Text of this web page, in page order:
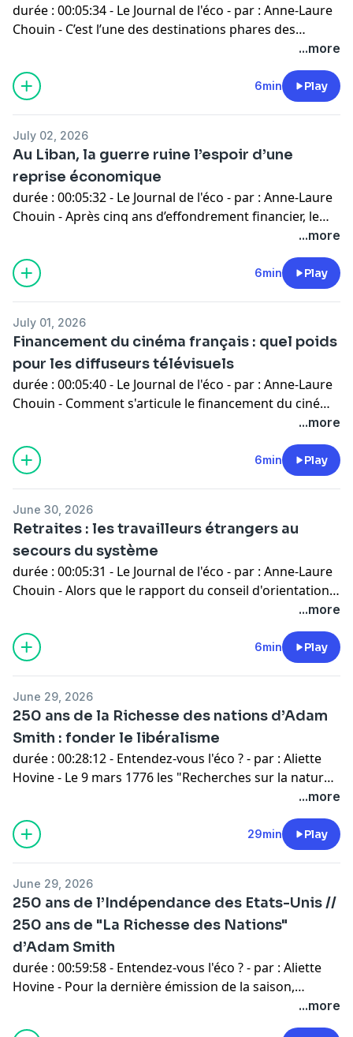
durée : 00:05:34 - Le Journal de l'éco - par : Anne-Laure
Chouin - C’est l’une des destinations phares des
vacances : Disneyland Paris. L’emblématique parc de
Marne-la-Vallée inauguré en 1992 attire aujourd’hui 16
millions de visiteurs par an. Un univers magique qui
peine encore à rentabiliser ses investissements, mais
Sébastien Durand Spécialiste de l'innovation chez
Disney, ancien salarié et consultant en communication
pour le groupe Walt Disney
...more
6min Play
July 02, 2026
Au Liban, la guerre ruine l’espoir d’une
reprise économique
durée : 00:05:32 - Le Journal de l'éco - par : Anne-Laure
Chouin - Après cinq ans d’effondrement financier, le
Liban espérait une reprise timide de son économie. La
guerre l’a balayée : destructions, aide internationale
insuffisante, secteur bancaire paralysé.
...more
6min Play
July 01, 2026
Financement du cinéma français : quel poids
pour les diffuseurs télévisuels
durée : 00:05:40 - Le Journal de l'éco - par : Anne-Laure
Chouin - Comment s'articule le financement du cinéma
en France ? Grâce aux chaînes de télévision mais aussi
aux plateformes. Quand, lors du dernier Festival de
Cannes, le patron de Canal + Maxime Saada a menacé
de ne plus financer les films dont les équipes avaient
Chloé Delaporte Professeure à l’Université Paul Valéry
Montpellier 3, spécialiste en études
cinématographiques audiovisuelles
...more
6min Play
June 30, 2026
Retraites : les travailleurs étrangers au
secours du système
durée : 00:05:31 - Le Journal de l'éco - par : Anne-Laure
Chouin - Alors que le rapport du conseil d'orientation
des retraites 2026 a été rendu public le 11 juin, deux
éléments démographiques ont tout particulièrement
modifié l'avenir de notre pays. - invités : Hippolyte
...more
6min Play
June 29, 2026
250 ans de la Richesse des nations d’Adam
Smith : fonder le libéralisme
durée : 00:28:12 - Entendez-vous l'éco ? - par : Aliette
Hovine - Le 9 mars 1776 les "Recherches sur la nature
et les causes de la richesse des nations" d’Adam Smith.
Un ouvrage fondateur pour la discipline économique,
mais également dévoyé. - invités : Jean Dellemotte
Maître de conférence en économie à la Sorbonne Paris
du laboratoire Phare à l'Université Paris 1 Panthéon-
Sorbonne
...more
29min Play
June 29, 2026
250 ans de l’Indépendance des Etats-Unis //
250 ans de "La Richesse des Nations"
d’Adam Smith
durée : 00:59:58 - Entendez-vous l'éco ? - par : Aliette
Hovine - Pour la dernière émission de la saison,
Entendez-vous l'éco fête un double anniversaire : les
250 ans de l'indépendance des Etats-Unis, et donc de
...more